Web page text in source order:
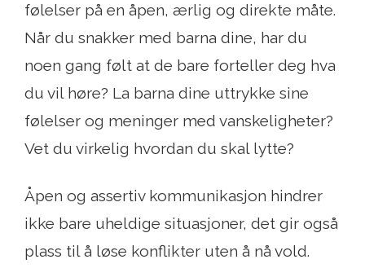
følelser på en åpen, ærlig og direkte måte.
Når du snakker med barna dine, har du
noen gang følt at de bare forteller deg hva
du vil høre? La barna dine uttrykke sine
følelser og meninger med vanskeligheter?
Vet du virkelig hvordan du skal lytte?
Åpen og assertiv kommunikasjon hindrer
ikke bare uheldige situasjoner, det gir også
plass til å løse konflikter uten å nå vold.